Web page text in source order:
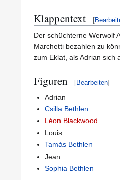
Klappentext [
Der schüchterne Werwolf
Marchetti bezahlen zu
zum Eklat, als Adrian sich
Figuren [Bearbeiten]
Adrian
Csilla Bethlen
Léon Blackwood
Louis
Tamás Bethlen
Jean
Sophia Bethlen